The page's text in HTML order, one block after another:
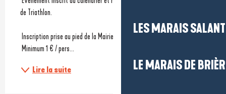
LES MARAIS
LE MARAIS DE
de Triathlon.
Inscription prise au pied de la Mairie du Pouliguen.
Minimum 1 € / pers...
Lire la suite